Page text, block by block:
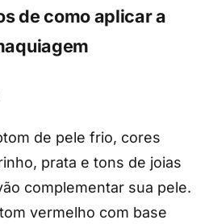
de como aplicar a
de pele frio, cores
prata e tons de joias
complementar sua pele.
vermelho com base